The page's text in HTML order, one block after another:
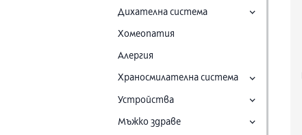
Дихателна система
Хомеопатия
Алергия
Храносмилателна система
Устройства
Мъжко здраве